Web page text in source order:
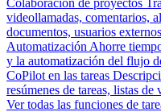
Colaboración de proyectos
videollamadas, comentarios,
documentos, usuarios
Automatización Ahorre
y la automatización del flujo
CoPilot en las tareas
resúmenes de tareas, listas
Ver todas las funciones de